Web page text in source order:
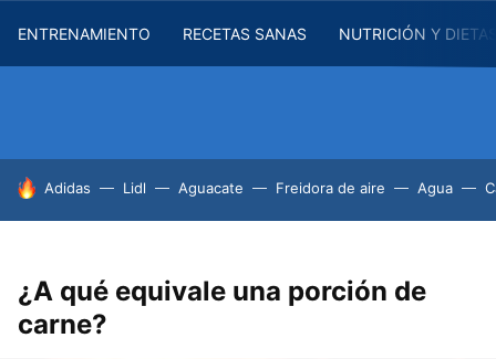
ENTRENAMIENTO RECETAS SANAS NUTRICIÓN Y
HOY SE HABLA DE
Adidas Lidl Aguacate Freidora de aire Agua
¿A qué equivale una porción de
carne?